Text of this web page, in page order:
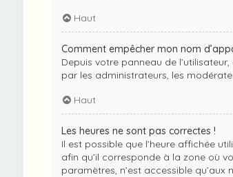
Haut
Comment empêcher mon nom
Depuis votre panneau de
par les administrateurs, les
Haut
Les heures ne sont pas correctes !
Il est possible que l’heure affichée
afin qu’il corresponde à la zone où
paramètres, n’est accessible